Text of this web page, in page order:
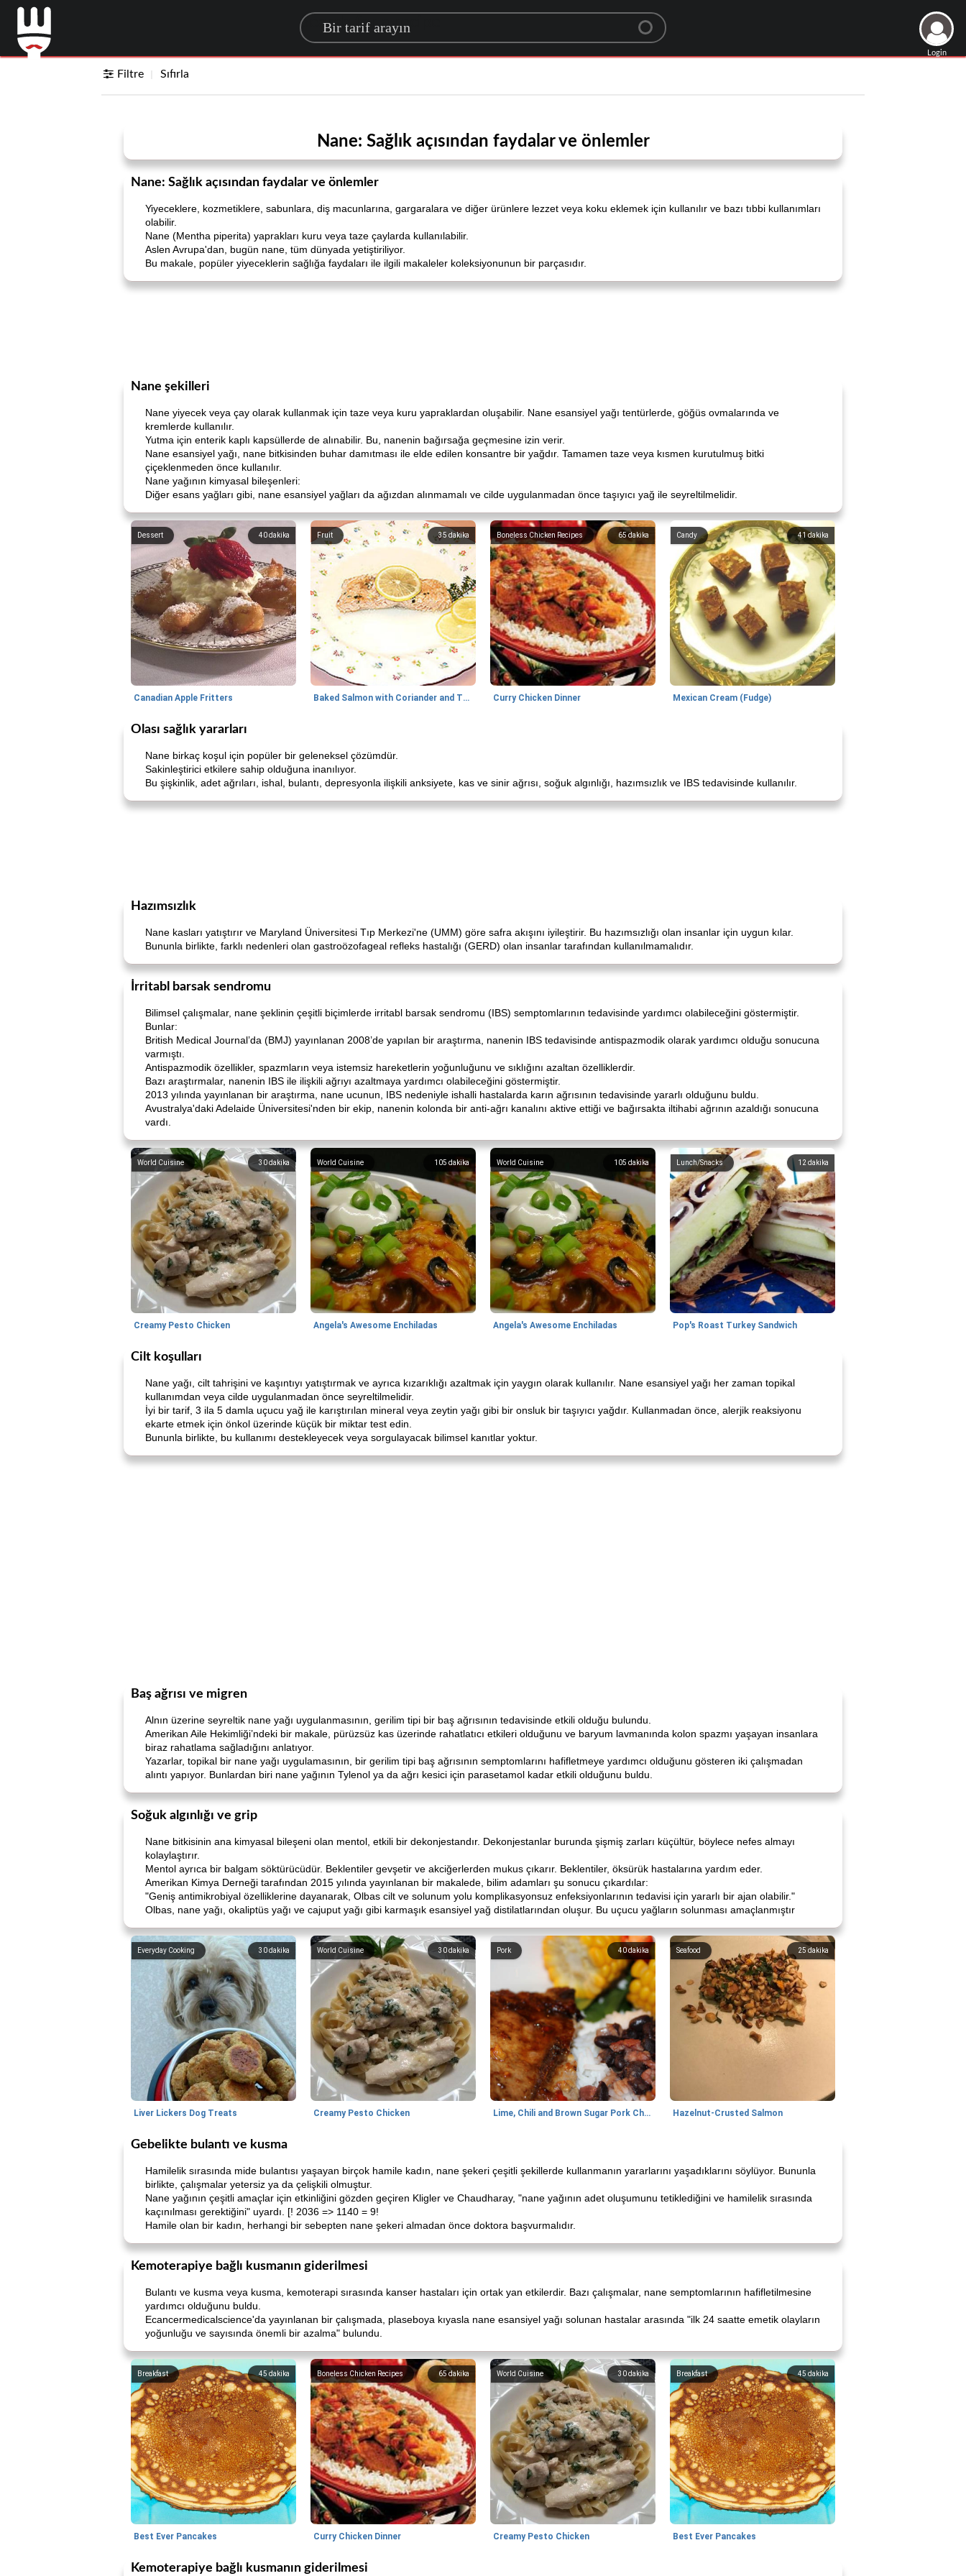
Search for a recipe
Login
Filtre Sıfırla
Nane: Sağlık açısından faydalar ve önlemler
Nane: Sağlık açısından faydalar ve önlemler
Yiyeceklere, kozmetiklere, sabunlara, diş macunlarına, gargaralara ve diğer ürünlere lezzet veya koku eklemek için kullanılır ve bazı tıbbi kullanımları
olabilir.
Nane (Mentha piperita) yaprakları kuru veya taze çaylarda kullanılabilir.
Aslen Avrupa'dan, bugün nane, tüm dünyada yetiştiriliyor.
Bu makale, popüler yiyeceklerin sağlığa faydaları ile ilgili makaleler koleksiyonunun bir parçasıdır.
Nane şekilleri
Nane yiyecek veya çay olarak kullanmak için taze veya kuru yapraklardan oluşabilir. Nane esansiyel yağı tentürlerde, göğüs ovmalarında ve
kremlerde kullanılır.
Yutma için enterik kaplı kapsüllerde de alınabilir. Bu, nanenin bağırsağa geçmesine izin verir.
Nane esansiyel yağı, nane bitkisinden buhar damıtması ile elde edilen konsantre bir yağdır. Tamamen taze veya kısmen kurutulmuş bitki
çiçeklenmeden önce kullanılır.
Nane yağının kimyasal bileşenleri:
Diğer esans yağları gibi, nane esansiyel yağları da ağızdan alınmamalı ve cilde uygulanmadan önce taşıyıcı yağ ile seyreltilmelidir.
40dakika
Dessert
Canadian Apple Fritters
35 dakika
Fruit
Baked Salmon with Coriander and Thyme
65 dakika
Boneless Chicken Recipes
Curry Chicken Dinner
41 dakika
Candy
Mexican Cream (Fudge)
Olası sağlık yararları
Nane birkaç koşul için popüler bir geleneksel çözümdür.
Sakinleştirici etkilere sahip olduğuna inanılıyor.
Bu şişkinlik, adet ağrıları, ishal, bulantı, depresyonla ilişkili anksiyete, kas ve sinir ağrısı, soğuk algınlığı, hazımsızlık ve IBS tedavisinde kullanılır.
Hazımsızlık
Nane kasları yatıştırır ve Maryland Üniversitesi Tıp Merkezi'ne (UMM) göre safra akışını iyileştirir. Bu hazımsızlığı olan insanlar için uygun kılar.
Bununla birlikte, farklı nedenleri olan gastroözofageal refleks hastalığı (GERD) olan insanlar tarafından kullanılmamalıdır.
İrritabl barsak sendromu
Bilimsel çalışmalar, nane şeklinin çeşitli biçimlerde irritabl barsak sendromu (IBS) semptomlarının tedavisinde yardımcı olabileceğini göstermiştir.
Bunlar:
British Medical Journal’da (BMJ) yayınlanan 2008’de yapılan bir araştırma, nanenin IBS tedavisinde antispazmodik olarak yardımcı olduğu sonucuna
varmıştı.
Antispazmodik özellikler, spazmların veya istemsiz hareketlerin yoğunluğunu ve sıklığını azaltan özelliklerdir.
Bazı araştırmalar, nanenin IBS ile ilişkili ağrıyı azaltmaya yardımcı olabileceğini göstermiştir.
2013 yılında yayınlanan bir araştırma, nane ucunun, IBS nedeniyle ishalli hastalarda karın ağrısının tedavisinde yararlı olduğunu buldu.
Avustralya'daki Adelaide Üniversitesi'nden bir ekip, nanenin kolonda bir anti-ağrı kanalını aktive ettiği ve bağırsakta iltihabi ağrının azaldığı sonucuna
vardı.
30dakika
World Cuisine
Creamy Pesto Chicken
105 dakika
World Cuisine
Angela's Awesome Enchiladas
105 dakika
World Cuisine
Angela's Awesome Enchiladas
12 dakika
Lunch/Snacks
Pop's Roast Turkey Sandwich
Cilt koşulları
Nane yağı, cilt tahrişini ve kaşıntıyı yatıştırmak ve ayrıca kızarıklığı azaltmak için yaygın olarak kullanılır. Nane esansiyel yağı her zaman topikal
kullanımdan veya cilde uygulanmadan önce seyreltilmelidir.
İyi bir tarif, 3 ila 5 damla uçucu yağ ile karıştırılan mineral veya zeytin yağı gibi bir onsluk bir taşıyıcı yağdır. Kullanmadan önce, alerjik reaksiyonu
ekarte etmek için önkol üzerinde küçük bir miktar test edin.
Bununla birlikte, bu kullanımı destekleyecek veya sorgulayacak bilimsel kanıtlar yoktur.
Baş ağrısı ve migren
Alnın üzerine seyreltik nane yağı uygulanmasının, gerilim tipi bir baş ağrısının tedavisinde etkili olduğu bulundu.
Amerikan Aile Hekimliği’ndeki bir makale, pürüzsüz kas üzerinde rahatlatıcı etkileri olduğunu ve baryum lavmanında kolon spazmı yaşayan insanlara
biraz rahatlama sağladığını anlatıyor.
Yazarlar, topikal bir nane yağı uygulamasının, bir gerilim tipi baş ağrısının semptomlarını hafifletmeye yardımcı olduğunu gösteren iki çalışmadan
alıntı yapıyor. Bunlardan biri nane yağının Tylenol ya da ağrı kesici için parasetamol kadar etkili olduğunu buldu.
Soğuk algınlığı ve grip
Nane bitkisinin ana kimyasal bileşeni olan mentol, etkili bir dekonjestandır. Dekonjestanlar burunda şişmiş zarları küçültür, böylece nefes almayı
kolaylaştırır.
Mentol ayrıca bir balgam söktürücüdür. Beklentiler gevşetir ve akciğerlerden mukus çıkarır. Beklentiler, öksürük hastalarına yardım eder.
Amerikan Kimya Derneği tarafından 2015 yılında yayınlanan bir makalede, bilim adamları şu sonucu çıkardılar:
"Geniş antimikrobiyal özelliklerine dayanarak, Olbas cilt ve solunum yolu komplikasyonsuz enfeksiyonlarının tedavisi için yararlı bir ajan olabilir."
Olbas, nane yağı, okaliptüs yağı ve cajuput yağı gibi karmaşık esansiyel yağ distilatlarından oluşur. Bu uçucu yağların solunması amaçlanmıştır
30dakika
Everyday Cooking
Liver Lickers Dog Treats
30dakika
World Cuisine
Creamy Pesto Chicken
40dakika
Pork
Lime, Chili and Brown Sugar Pork Chops
25 dakika
Seafood
Hazelnut-Crusted Salmon
Gebelikte bulantı ve kusma
Hamilelik sırasında mide bulantısı yaşayan birçok hamile kadın, nane şekeri çeşitli şekillerde kullanmanın yararlarını yaşadıklarını söylüyor. Bununla
birlikte, çalışmalar yetersiz ya da çelişkili olmuştur.
Nane yağının çeşitli amaçlar için etkinliğini gözden geçiren Kligler ve Chaudharay, "nane yağının adet oluşumunu tetiklediğini ve hamilelik sırasında
kaçınılması gerektiğini" uyardı. [! 2036 => 1140 = 9!
Hamile olan bir kadın, herhangi bir sebepten nane şekeri almadan önce doktora başvurmalıdır.
Kemoterapiye bağlı kusmanın giderilmesi
Bulantı ve kusma veya kusma, kemoterapi sırasında kanser hastaları için ortak yan etkilerdir. Bazı çalışmalar, nane semptomlarının hafifletilmesine
yardımcı olduğunu buldu.
Ecancermedicalscience'da yayınlanan bir çalışmada, plaseboya kıyasla nane esansiyel yağı solunan hastalar arasında "ilk 24 saatte emetik olayların
yoğunluğu ve sayısında önemli bir azalma" bulundu.
45 dakika
Breakfast
Best Ever Pancakes
65 dakika
Boneless Chicken Recipes
Curry Chicken Dinner
30dakika
World Cuisine
Creamy Pesto Chicken
45 dakika
Breakfast
Best Ever Pancakes
Kemoterapiye bağlı kusmanın giderilmesi